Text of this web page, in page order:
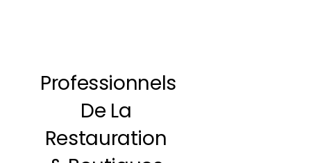
Professionnels
De La
Restauration